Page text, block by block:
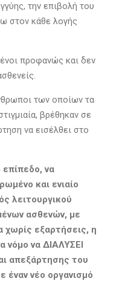
την επιβολή του
στον κάθε λογής
προφανώς και δεν
των οποίων τα
βρέθηκαν σε
να εισέλθει στο
να
και ενιαίο
λειτουργικού
ασθενών, με
χωρίς εξαρτήσεις, η
νόμο να ΔΙΑΛΥΣΕΙ
απεξάρτησης του
νέο οργανισμό